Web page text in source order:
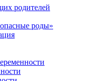
родителей
роды»